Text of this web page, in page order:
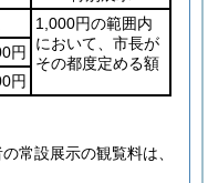
1,000円の範囲内
において、市長が
その都度定める額
円
円
常設展示の観覧料は、